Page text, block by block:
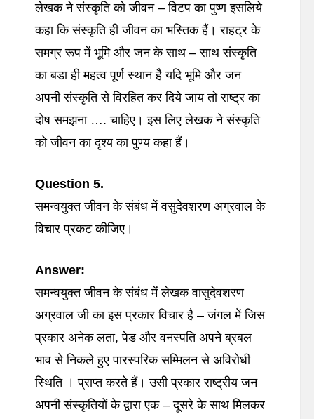
लेखक ने संस्कृति को जीवन – विटप का पुष्ण इसलिये
कहा कि संस्कृति ही जीवन का भस्तिक हैं। राहट्र के
समग्र रूप में भूमि और जन के साथ – साथ संस्कृति
का बडा ही महत्व पूर्ण स्थान है यदि भूमि और जन
अपनी संस्कृति से विरहित कर दिये जाय तो राष्ट्र का
दोष समझना …. चाहिए। इस लिए लेखक ने संस्कृति
को जीवन का दृश्य का पुण्य कहा हैं।
Question 5.
समन्वयुक्त जीवन के संबंध में वसुदेवशरण अग्रवाल के
विचार प्रकट कीजिए।
Answer:
समन्वयुक्त जीवन के संबंध में लेखक वासुदेवशरण
अग्रवाल जी का इस प्रकार विचार है – जंगल में जिस
प्रकार अनेक लता, पेड और वनस्पति अपने ब्रबल
भाव से निकले हुए पारस्परिक सम्मिलन से अविरोधी
स्थिति । प्राप्त करते हैं। उसी प्रकार राष्ट्रीय जन
अपनी संस्कृतियों के द्वारा एक – दूसरे के साथ मिलकर